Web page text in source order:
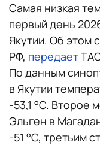
Самая низкая
первый день
Якутии. Об этом
РФ, передает
По данным
в Якутии
-53,1 °C. Второе
Эльген в
-51 °C, третьим